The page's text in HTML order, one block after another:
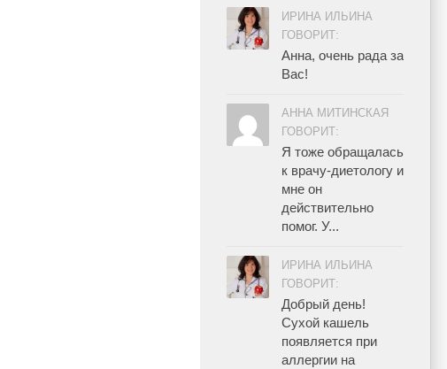
ИРИНА ИЛЬИНА
ГОВОРИТ:
Анна, очень рада за
Вас!
АННА МИТИНСКАЯ
ГОВОРИТ:
Я тоже обращалась
к врачу-диетологу и
мне он
действительно
помог. У...
ИРИНА ИЛЬИНА
ГОВОРИТ:
Добрый день!
Сухой кашель
появляется при
аллергии на